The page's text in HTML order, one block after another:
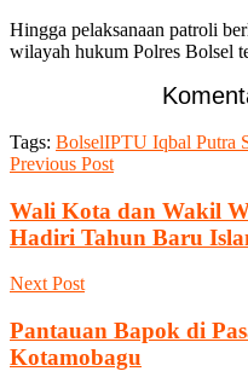
Hingga pelaksanaan patroli
wilayah hukum Polres Bolsel
Tags: BolselIPTU Iqbal Putra
Previous Post
Wali Kota dan Wakil
Hadiri Tahun Baru
Next Post
Pantauan Bapok di
Kotamobagu